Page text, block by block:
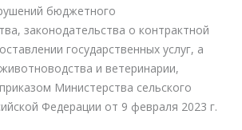
бюджетного
законодательства о контрактной
государственных услуг, а
и ветеринарии,
Министерства сельского
Федерации от 9 февраля 2023 г.